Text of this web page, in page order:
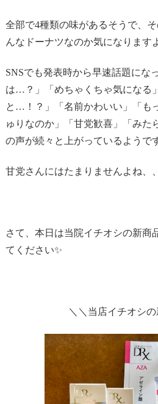
全部で4種類の味があるそうで、
んなドーナツなのか気になります
SNSでも発表時から早速話題にな
は…？」「めちゃくちゃ気になる
と…！？」「名前かわいい」「も
ゅりなのか」「甘党歓喜」「みた
の声が続々と上がっているようで
甘党さんにはたまりませんよね、
さて、本日は当院イチオシの新商
てください✨
＼＼当店イチオシ